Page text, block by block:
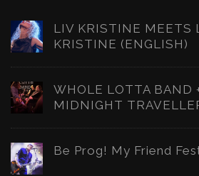
LIV KRISTINE MEETS
KRISTINE (ENGLISH)
WHOLE LOTTA BAND
MIDNIGHT
Be Prog! My Friend